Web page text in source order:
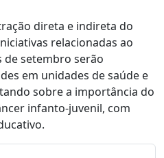
direta e indireta do
relacionadas ao
setembro serão
em unidades de saúde e
sobre a importância do
infanto-juvenil, com